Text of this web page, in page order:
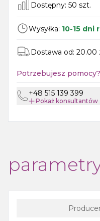
Dostępny: 50 szt.
Wysyłka: 10-15 dni
Dostawa od: 20.00
Potrzebujesz pomocy?
+48 515 139 399
Pokaż konsultantów